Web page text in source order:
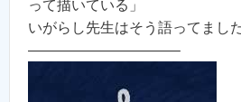
って描いている」
いがらし先生はそう語ってまし
——————————–